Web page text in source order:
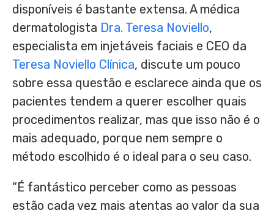
disponíveis é bastante extensa. A médica
dermatologista Dra. Teresa Noviello,
especialista em injetáveis faciais e CEO da
Teresa Noviello Clínica, discute um pouco
sobre essa questão e esclarece ainda que os
pacientes tendem a querer escolher quais
procedimentos realizar, mas que isso não é o
mais adequado, porque nem sempre o
método escolhido é o ideal para o seu caso.
“É fantástico perceber como as pessoas
estão cada vez mais atentas ao valor da sua